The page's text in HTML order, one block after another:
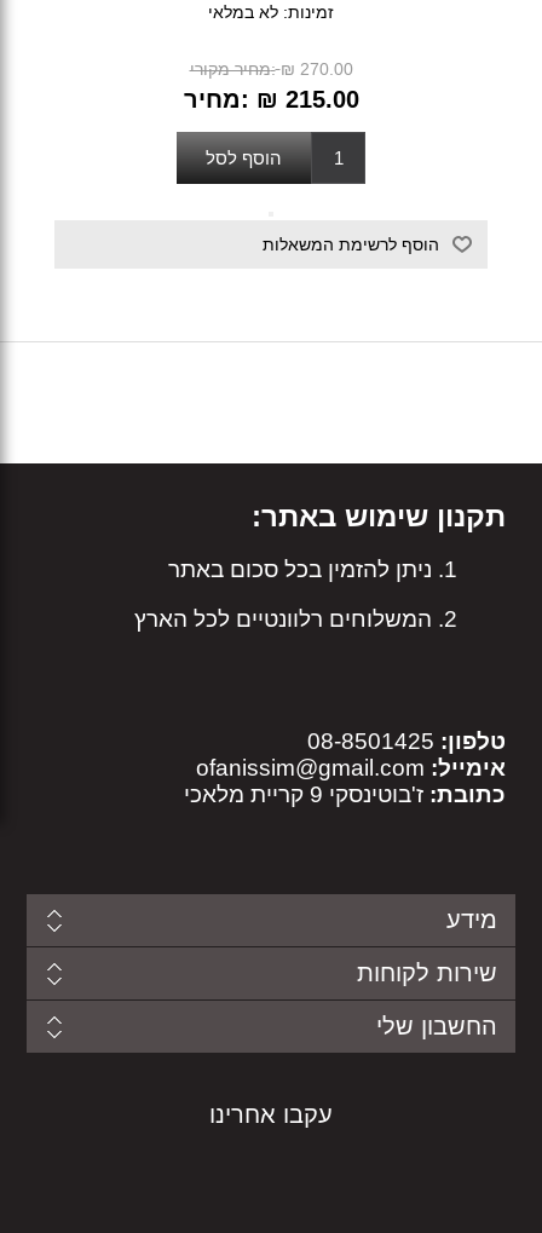
זמינות: לא במלאי
מחיר מקורי: ₪ 270.00
מחיר: ₪ 215.00
תקנון שימוש באתר:
ניתן להזמין בכל סכום באתר
המשלוחים רלוונטיים לכל הארץ
טלפון:
אימייל: ofanissim@gmail.com
כתובת: ז'בוטינסקי 9 קריית מלאכי
מידע
שירות לקוחות
החשבון שלי
עקבו אחרינו